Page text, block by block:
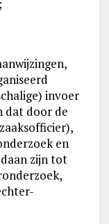
invoer
dat door de
en
zijn tot